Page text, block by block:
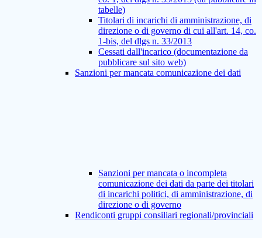
tabelle)
Titolari di incarichi di amministrazione, di
direzione o di governo di cui all'art. 14, co.
1-bis, del dlgs n. 33/2013
Cessati dall'incarico (documentazione da
pubblicare sul sito web)
Sanzioni per mancata comunicazione dei dati
Sanzioni per mancata o incompleta
comunicazione dei dati da parte dei titolari
di incarichi politici, di amministrazione, di
direzione o di governo
Rendiconti gruppi consiliari regionali/provinciali